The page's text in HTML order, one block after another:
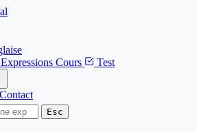
Expressions Cours Test
Contact
Esc